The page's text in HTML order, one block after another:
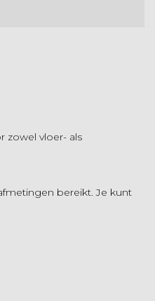
zowel vloer- als
bereikt. Je kunt